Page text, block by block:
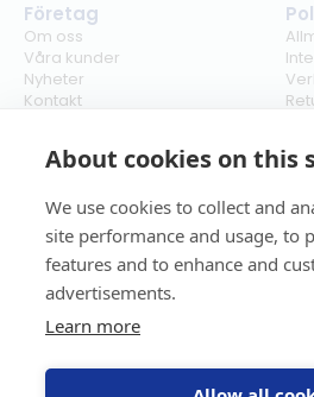
About cookies on this
We use cookies to collect and
site performance and usage, to
features and to enhance and
advertisements.
Learn more
Företag
Om oss
Våra kunder
Nyheter
Kontakt